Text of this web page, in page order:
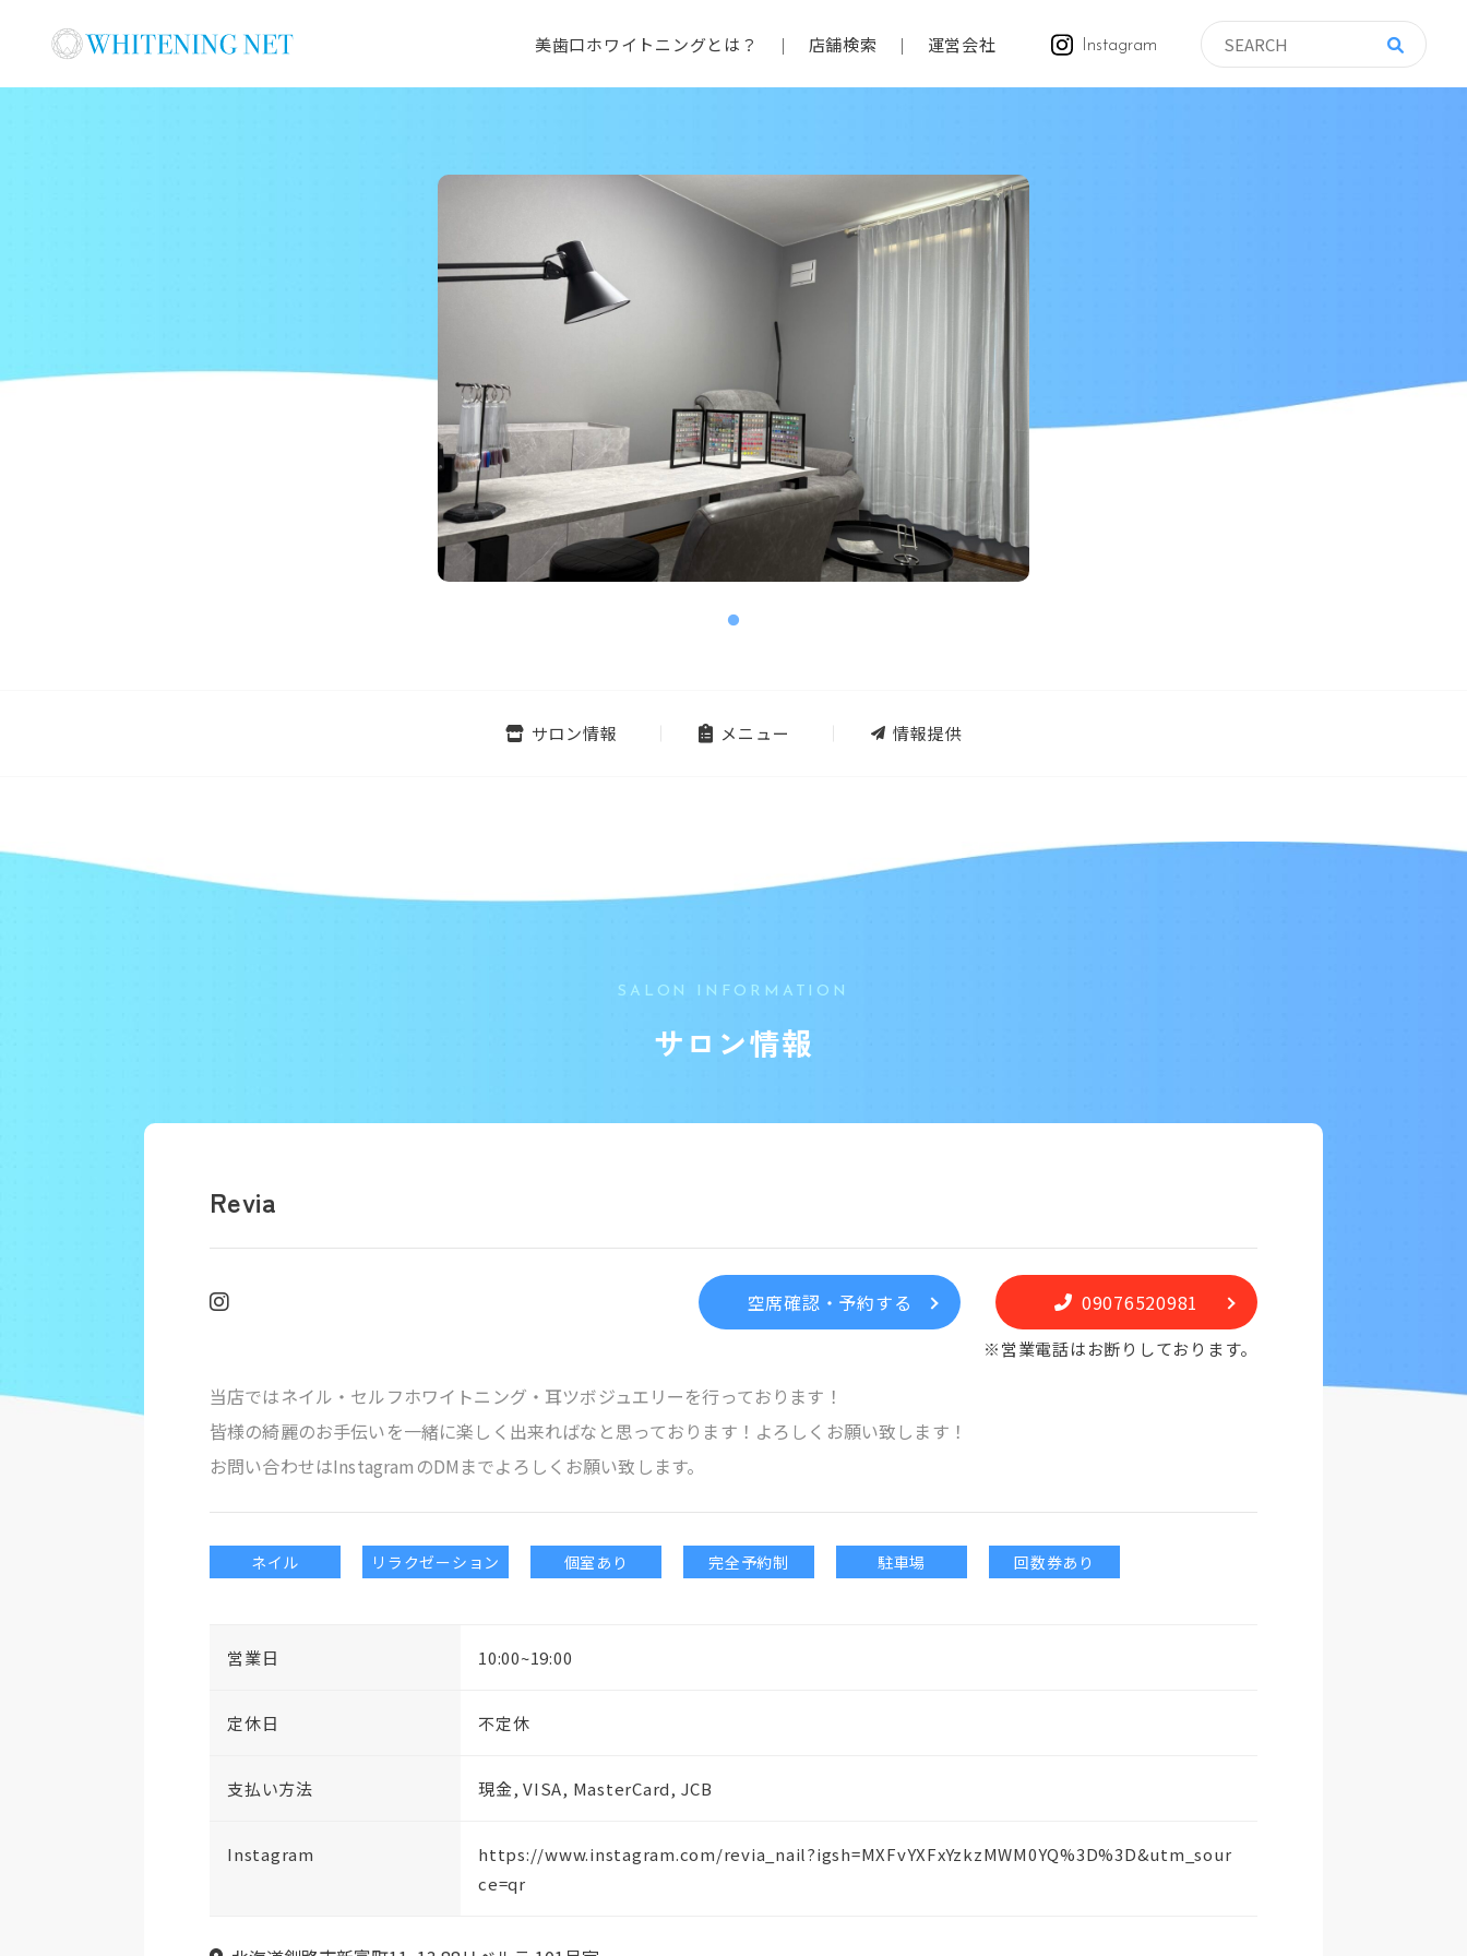
美歯口ホワイトニングとは？ 店舗検索 運営会社 Instagram
サロン情報 メニュー 情報提供
SALON INFORMATION
サロン情報
Revia
空席確認・予約する 09076520981
※営業電話はお断りしております。
当店ではネイル・セルフホワイトニング・耳ツボジュエリーを行っております！
皆様の綺麗のお手伝いを一緒に楽しく出来ればなと思っております！よろしくお願い致します！
お問い合わせはInstagramのDMまでよろしくお願い致します。
ネイル リラクゼーション 個室あり 完全予約制 駐車場 回数券あり
営業日 10:00~19:00
定休日 不定休
支払い方法 現金, VISA, MasterCard, JCB
Instagram
https://www.instagram.com/revia_nail?igsh=MXFvYXFxYzkzMWM0YQ%3D%3D&utm_sour
ce=qr